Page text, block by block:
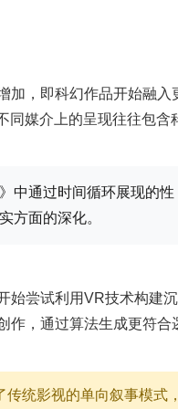
加，即科幻作品开始融入
同媒介上的呈现往往包含
中通过时间循环展现的性
方面的深化。
始尝试利用VR技术构建
作，通过算法生成更符合
统影视的单向叙事模式，